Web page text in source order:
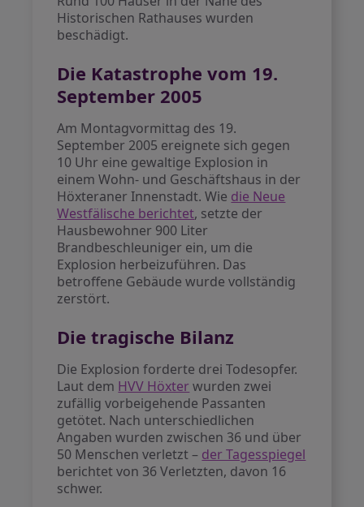
Historischen Rathauses wurden
beschädigt.
Die Katastrophe vom 19.
September 2005
Am Montagvormittag des 19.
September 2005 ereignete sich gegen
10 Uhr eine gewaltige Explosion in
einem Wohn- und Geschäftshaus in der
Höxteraner Innenstadt. Wie die Neue
Westfälische berichtet, setzte der
Hausbewohner 900 Liter
Brandbeschleuniger ein, um die
Explosion herbeizuführen. Das
betroffene Gebäude wurde vollständig
zerstört.
Die tragische Bilanz
Die Explosion forderte drei Todesopfer.
Laut dem HVV Höxterwurden zwei
zufällig vorbeigehende Passanten
getötet. Nach unterschiedlichen
Angaben wurden zwischen 36 und über
50 Menschen verletzt – der Tagesspiegel
berichtet von 36 Verletzten, davon 16
schwer.